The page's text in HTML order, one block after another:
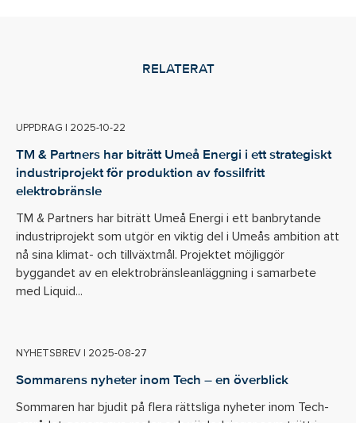
RELATERAT
UPPDRAG | 2025-10-22
TM & Partners har biträtt Umeå Energi i ett strategiskt
industriprojekt för produktion av fossilfritt
elektrobränsle
TM & Partners har biträtt Umeå Energi i ett banbrytande
industriprojekt som utgör en viktig del i Umeås ambition att
nå sina klimat- och tillväxtmål. Projektet möjliggör
byggandet av en elektrobränsleanläggning i samarbete
med Liquid...
NYHETSBREV | 2025-08-27
Sommarens nyheter inom Tech – en överblick
Sommaren har bjudit på flera rättsliga nyheter inom Tech-